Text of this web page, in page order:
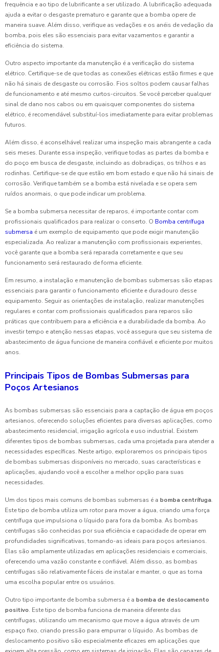
frequência e ao tipo de lubrificante a ser utilizado. A lubrificação adequada
ajuda a evitar o desgaste prematuro e garante que a bomba opere de
maneira suave. Além disso, verifique as vedações e os anéis de vedação da
bomba, pois eles são essenciais para evitar vazamentos e garantir a
eficiência do sistema.
Outro aspecto importante da manutenção é a verificação do sistema
elétrico. Certifique-se de que todas as conexões elétricas estão firmes e que
não há sinais de desgaste ou corrosão. Fios soltos podem causar falhas
de funcionamento e até mesmo curtos-circuitos. Se você perceber qualquer
sinal de dano nos cabos ou em quaisquer componentes do sistema
elétrico, é recomendável substituí-los imediatamente para evitar problemas
futuros.
Além disso, é aconselhável realizar uma inspeção mais abrangente a cada
seis meses. Durante essa inspeção, verifique todas as partes da bomba e
do poço em busca de desgaste, incluindo as dobradiças, os trilhos e as
rodinhas. Certifique-se de que estão em bom estado e que não há sinais de
corrosão. Verifique também se a bomba está nivelada e se opera sem
ruídos anormais, o que pode indicar um problema.
Se a bomba submersa necessitar de reparos, é importante contar com
profissionais qualificados para realizar o conserto. O Bomba centrífuga
submersa é um exemplo de equipamento que pode exigir manutenção
especializada. Ao realizar a manutenção com profissionais experientes,
você garante que a bomba será reparada corretamente e que seu
funcionamento será restaurado de forma eficiente.
Em resumo, a instalação e manutenção de bombas submersas são etapas
essenciais para garantir o funcionamento eficiente e duradouro desse
equipamento. Seguir as orientações de instalação, realizar manutenções
regulares e contar com profissionais qualificados para reparos são
práticas que contribuem para a eficiência e a durabilidade da bomba. Ao
investir tempo e atenção nessas etapas, você assegura que seu sistema de
abastecimento de água funcione de maneira confiável e eficiente por muitos
anos.
Principais Tipos de Bombas Submersas para
Poços Artesianos
As bombas submersas são essenciais para a captação de água em poços
artesianos, oferecendo soluções eficientes para diversas aplicações, como
abastecimento residencial, irrigação agrícola e uso industrial. Existem
diferentes tipos de bombas submersas, cada uma projetada para atender a
necessidades específicas. Neste artigo, exploraremos os principais tipos
de bombas submersas disponíveis no mercado, suas características e
aplicações, ajudando você a escolher a melhor opção para suas
necessidades.
Um dos tipos mais comuns de bombas submersas é a bomba centrífuga.
Este tipo de bomba utiliza um rotor para mover a água, criando uma força
centrífuga que impulsiona o líquido para fora da bomba. As bombas
centrífugas são conhecidas por sua eficiência e capacidade de operar em
profundidades significativas, tornando-as ideais para poços artesianos.
Elas são amplamente utilizadas em aplicações residenciais e comerciais,
oferecendo uma vazão constante e confiável. Além disso, as bombas
centrífugas são relativamente fáceis de instalar e manter, o que as torna
uma escolha popular entre os usuários.
Outro tipo importante de bomba submersa é a bomba de deslocamento
positivo. Este tipo de bomba funciona de maneira diferente das
centrífugas, utilizando um mecanismo que move a água através de um
espaço fixo, criando pressão para empurrar o líquido. As bombas de
deslocamento positivo são especialmente eficazes em aplicações que